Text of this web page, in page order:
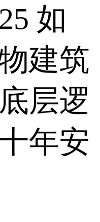
如
建筑
层逻
年安